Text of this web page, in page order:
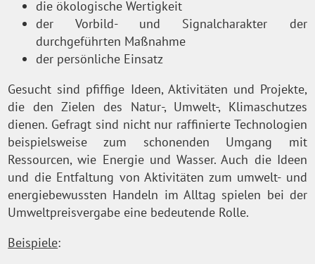
die ökologische Wertigkeit
der Vorbild- und Signalcharakter der
durchgeführten Maßnahme
der persönliche Einsatz
Gesucht sind pfiffige Ideen, Aktivitäten und Projekte,
die den Zielen des Natur-, Umwelt-, Klimaschutzes
dienen. Gefragt sind nicht nur raffinierte Technologien
beispielsweise zum schonenden Umgang mit
Ressourcen, wie Energie und Wasser. Auch die Ideen
und die Entfaltung von Aktivitäten zum umwelt- und
energiebewussten Handeln im Alltag spielen bei der
Umweltpreisvergabe eine bedeutende Rolle.
Beispiele: